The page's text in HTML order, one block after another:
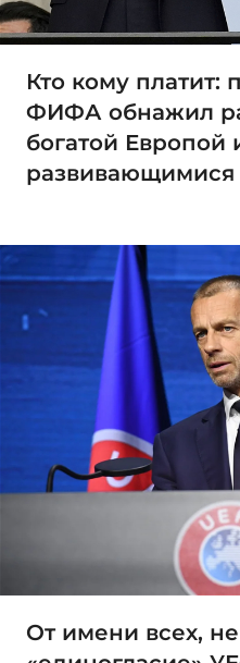
Кто кому платит:
ФИФА обнажил
богатой Европой
развивающимися
От имени всех,